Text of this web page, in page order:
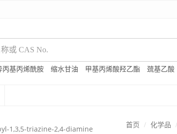
丙基丙烯酰胺 缩水甘油 甲基丙烯酸羟乙酯 巯基乙酸
1,3,5-triazine-2,4-diamine 首页 化学品